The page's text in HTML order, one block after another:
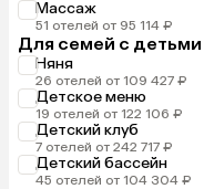
Массаж
51 отелей от 95 114 ₽
Для семей с детьми
Няня
26 отелей от 109 427 ₽
Детское меню
19 отелей от 122 106 ₽
Детский клуб
7 отелей от 242 717 ₽
Детский бассейн
45 отелей от 104 304 ₽